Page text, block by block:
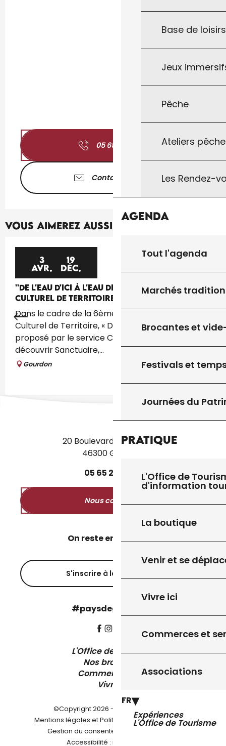
Base de
Jeux
Pêche
Ateliers
Les Rendez-
Agenda
Tout l'agenda
Marchés
Brocantes et
Festivals et
Journées du
Pratique
L'Office de
d'information
La boutique
Venir et se
Vivre ici
Commerces et
Associations
FR
Expériences
L'Office de Tourisme
05 65 41 30
Contactez-nous
Vous aimerez aussi...
3
AVR.
19
DÉC.
''DE L'EAU D'ICI À L'EAU DE LÀ'', UN PROJET
CULTUREL DE TERRITOIRE
Dans le cadre de la 6ème saison du Projet
Culturel de Territoire, « De l’eau d’ici à l’eau de là »
proposé par le service Culture de la CCQB, venez
découvrir Sanctuaire,...
Gourdon
20 Boulevard des Martyrs
46300 Gourdon
05 65 27 50
Nous contacter
On reste en contact ?
S'inscrire à la newsletter
#paysdegourdon !
L'Office de Tourisme
Nos brochures
Comment venir ?
Vivre ici
©Copyright 2026 - Pays de Gourdon
Mentions légales et Politique de confidentialité-
Gestion du consentement
Accessibilité : non conforme